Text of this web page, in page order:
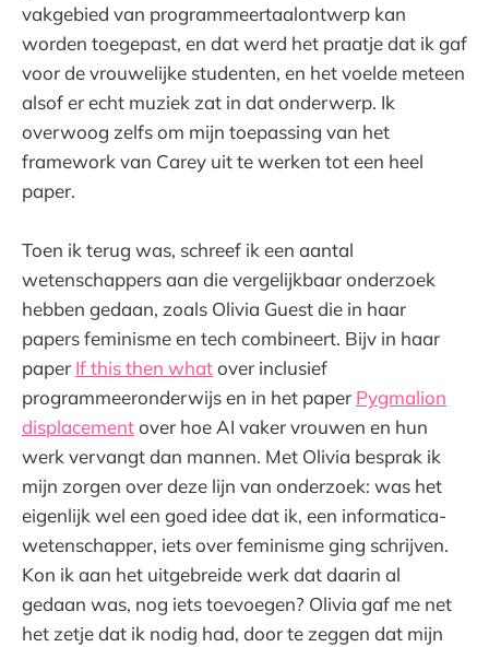
vakgebied van programmeertaalontwerp kan
worden toegepast, en dat werd het praatje dat ik gaf
voor de vrouwelijke studenten, en het voelde meteen
alsof er echt muziek zat in dat onderwerp. Ik
overwoog zelfs om mijn toepassing van het
framework van Carey uit te werken tot een heel
paper.
Toen ik terug was, schreef ik een aantal
wetenschappers aan die vergelijkbaar onderzoek
hebben gedaan, zoals Olivia Guest die in haar
papers feminisme en tech combineert. Bijv in haar
paper If this then whatover inclusief
programmeeronderwijs en in het paper Pygmalion
displacementover hoe AI vaker vrouwen en hun
werk vervangt dan mannen. Met Olivia besprak ik
mijn zorgen over deze lijn van onderzoek: was het
eigenlijk wel een goed idee dat ik, een informatica-
wetenschapper, iets over feminisme ging schrijven.
Kon ik aan het uitgebreide werk dat daarin al
gedaan was, nog iets toevoegen? Olivia gaf me net
het zetje dat ik nodig had, door te zeggen dat mijn